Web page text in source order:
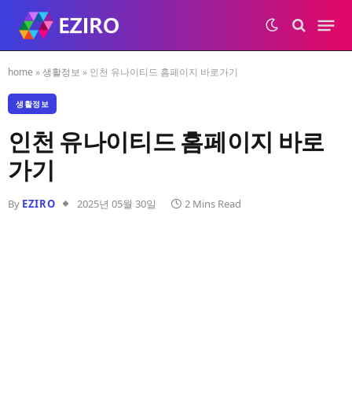
home »생활정보 » 인천 유나이티드 홈페이지 바로가기
생활정보
인천 유나이티드 홈페이지 바로
가기
By EZIRO 2025년 05월 30일 2 Mins Read